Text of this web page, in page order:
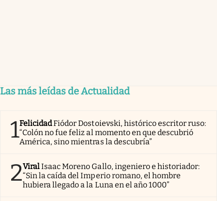
Las más leídas de Actualidad
1FelicidadFiódor Dostoievski, histórico escritor ruso:
“Colón no fue feliz al momento en que descubrió
América, sino mientras la descubría”
2ViralIsaac Moreno Gallo, ingeniero e historiador:
“Sin la caída del Imperio romano, el hombre
hubiera llegado a la Luna en el año 1000”